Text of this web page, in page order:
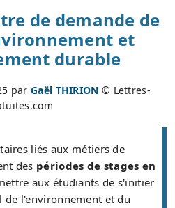
de demande de
et
durable
parGaël THIRION © Lettres-
liés aux métiers de
des périodes de stages en
aux étudiants de s'initier
de l'environnement et du